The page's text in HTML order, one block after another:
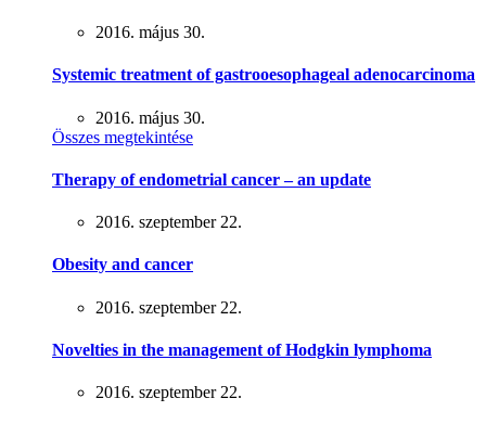
2016. május 30.
Systemic treatment of gastrooesophageal adenocarcinoma
2016. május 30.
Összes megtekintése
Therapy of endometrial cancer – an update
2016. szeptember 22.
Obesity and cancer
2016. szeptember 22.
Novelties in the management of Hodgkin lymphoma
2016. szeptember 22.